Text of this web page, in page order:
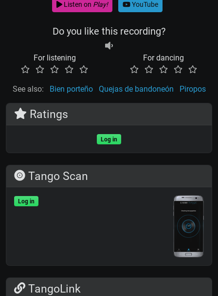
Listen on Play! YouTube
Do you like this recording?
For listening For dancing
See also: Bien porteño Quejas de bandoneón Piropos
Ratings
Log in
Tango Scan
Log in
TangoLink